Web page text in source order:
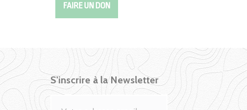
FAIRE UN DON
S'inscrire à la Newsletter